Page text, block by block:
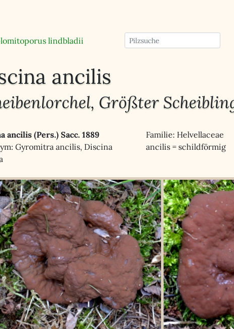
lindbladii
ancilis
Größter
ancilis (Pers.) Sacc. 1889
Familie: Helvellaceae
Gyromitra ancilis, Discina
ancilis = schildförmig